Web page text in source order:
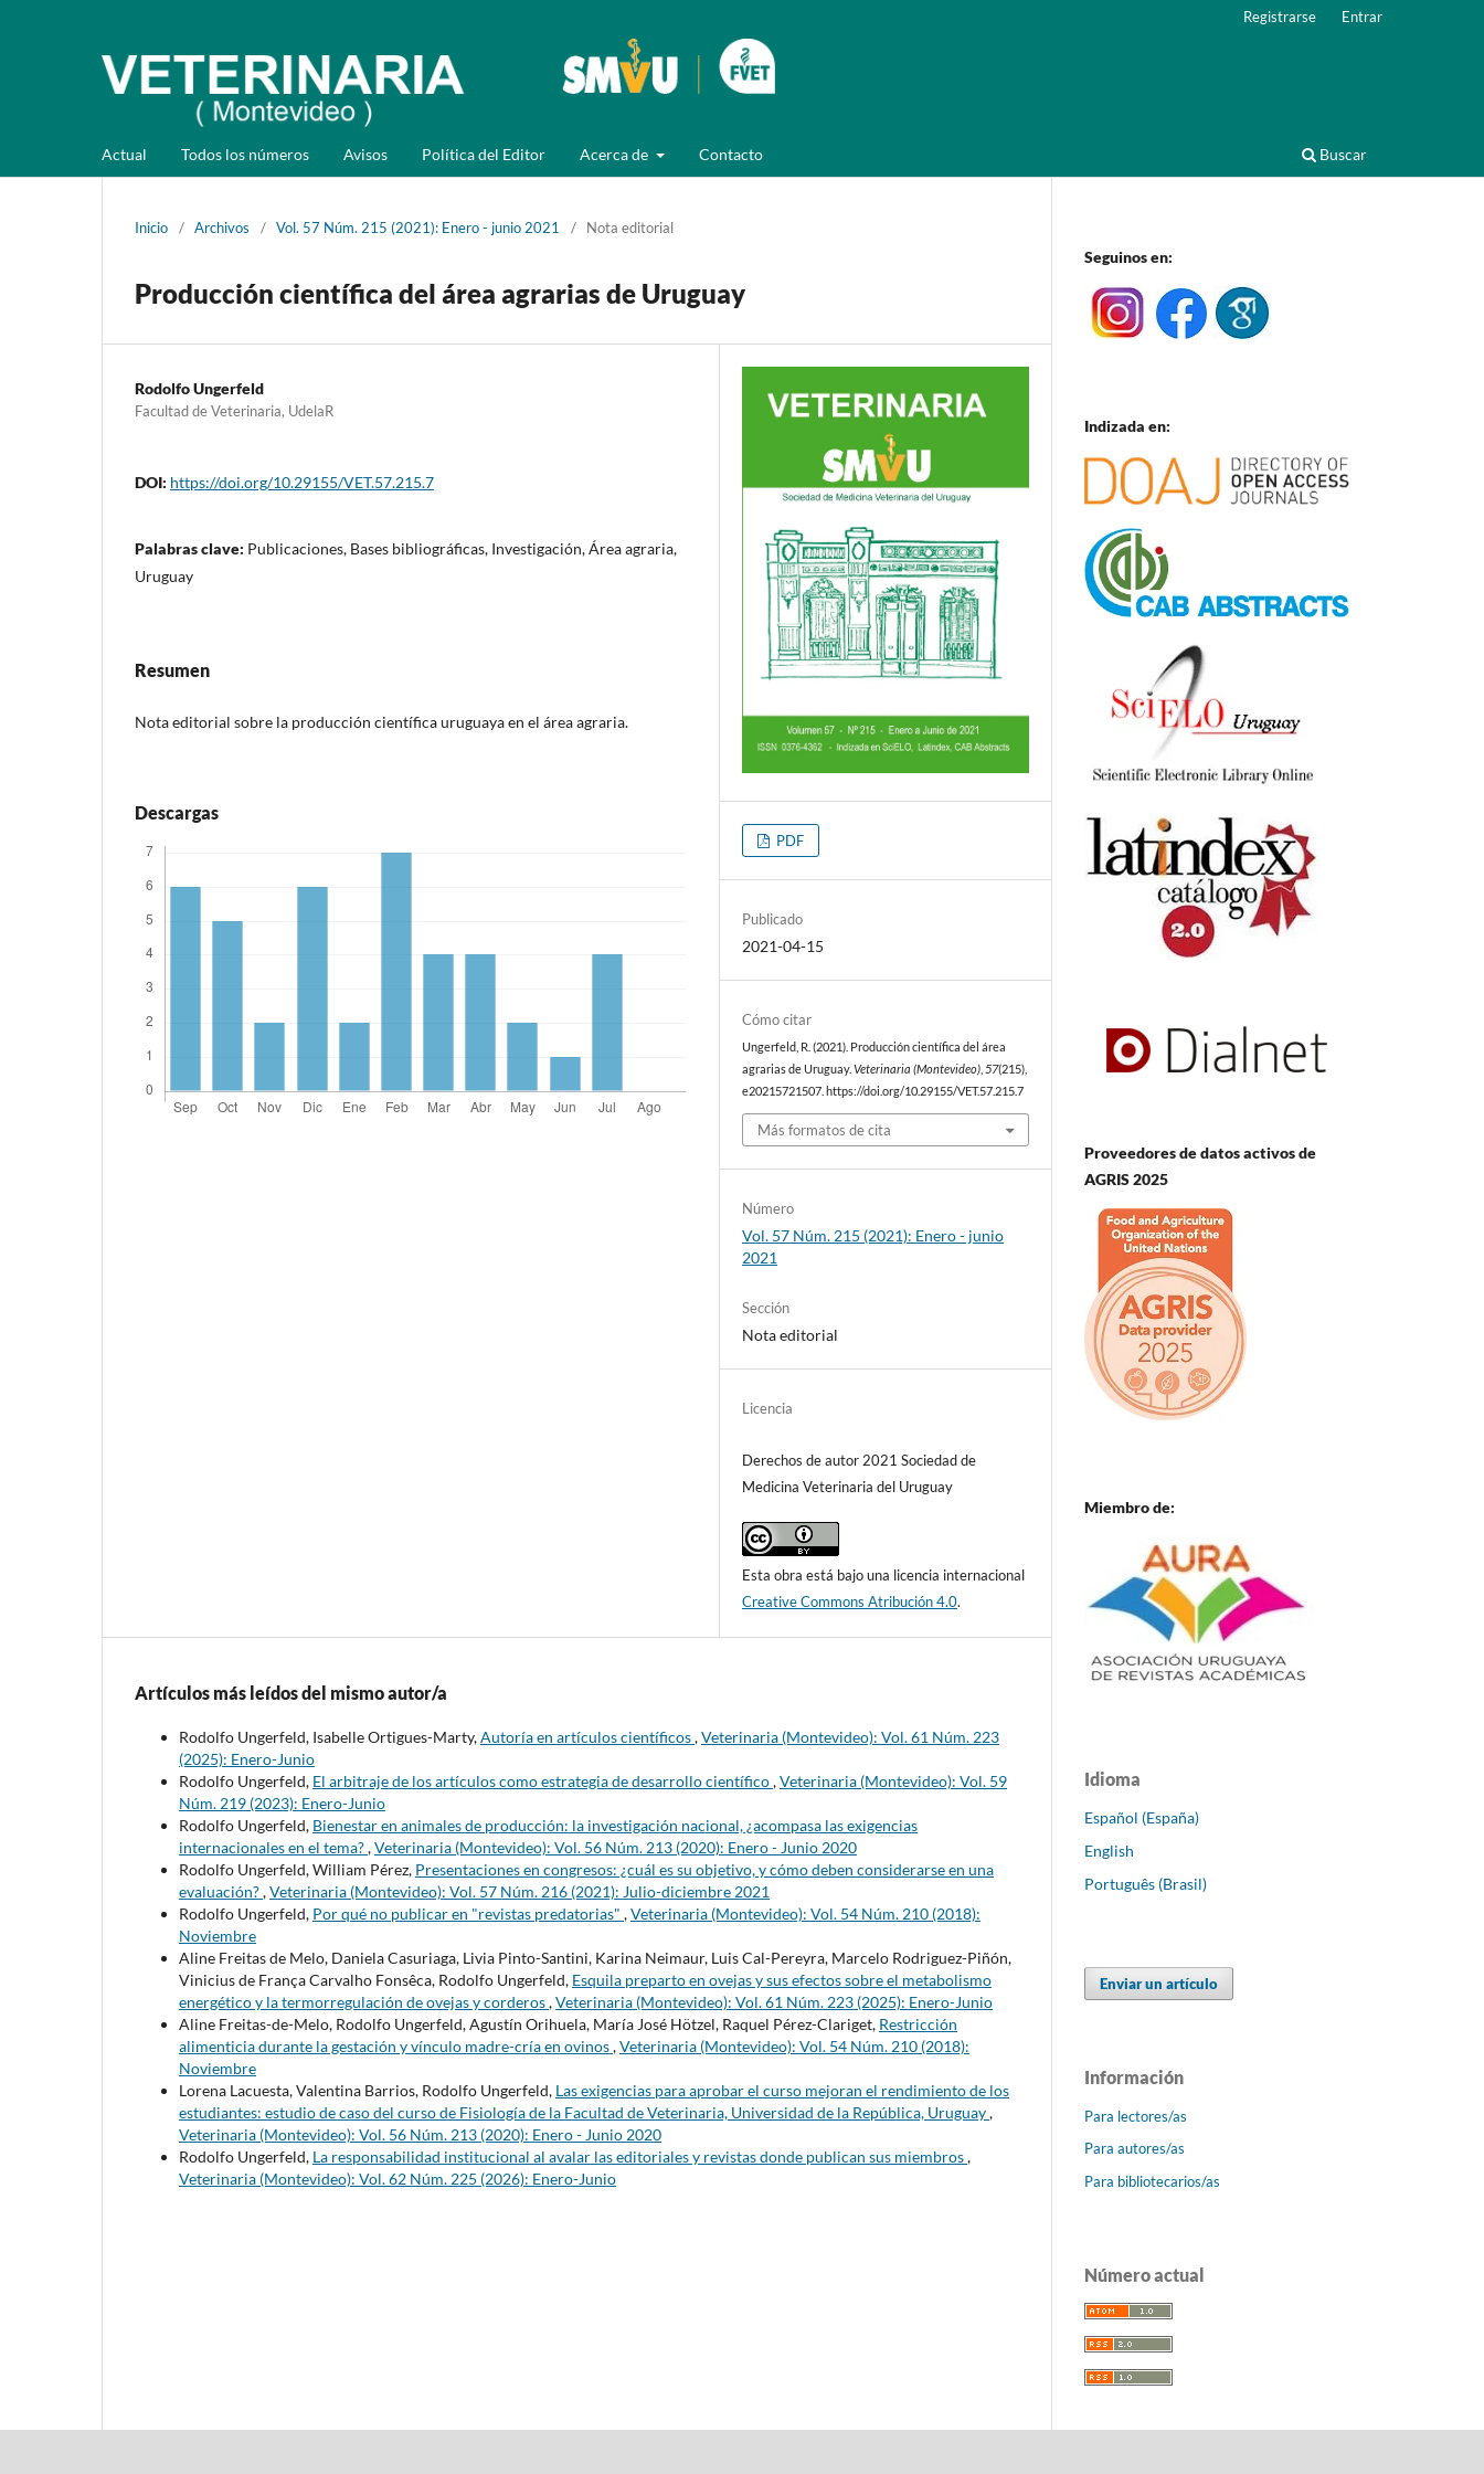
Actual Todos los números Avisos Política del Editor Acerca de Contacto Buscar
Registrarse Entrar
Inicio / Archivos / Vol. 57 Núm. 215 (2021): Enero - junio 2021 / Nota editorial
Producción científica del área agrarias de Uruguay
Rodolfo Ungerfeld
Facultad de Veterinaria, UdelaR
DOI: https://doi.org/10.29155/VET.57.215.7
Palabras clave: Publicaciones, Bases bibliográficas, Investigación, Área agraria,
Uruguay
Resumen
Nota editorial sobre la producción científica uruguaya en el área agraria.
Descargas
PDF
Publicado
2021-04-15
Cómo citar
Ungerfeld, R. (2021). Producción científica del área
agrarias de Uruguay.Veterinaria (Montevideo) ,57(215),
e20215721507. https://doi.org/10.29155/VET.57.215.7
Más formatos de cita
Número
Vol. 57 Núm. 215 (2021): Enero - junio
2021
Sección
Nota editorial
Licencia
Derechos de autor 2021 Sociedad de
Medicina Veterinaria del Uruguay
Esta obra está bajo una licencia internacional
Creative Commons Atribución 4.0.
Artículos más leídos del mismo autor/a
Rodolfo Ungerfeld, Isabelle Ortigues-Marty,Autoría en artículos científicos,Veterinaria (Montevideo): Vol. 61 Núm. 223
(2025): Enero-Junio
Rodolfo Ungerfeld, El arbitraje de los artículos como estrategia de desarrollo científico,Veterinaria (Montevideo): Vol. 59
Núm. 219 (2023): Enero-Junio
Rodolfo Ungerfeld, Bienestar en animales de producción: la investigación nacional, ¿acompasa las exigencias
internacionales en el tema?,Veterinaria (Montevideo): Vol. 56 Núm. 213 (2020): Enero - Junio 2020
Rodolfo Ungerfeld, William Pérez, Presentaciones en congresos: ¿cuál es su objetivo, y cómo deben considerarse en una
evaluación?,Veterinaria (Montevideo): Vol. 57 Núm. 216 (2021): Julio-diciembre 2021
Rodolfo Ungerfeld, Por qué no publicar en "revistas predatorias" ,Veterinaria (Montevideo): Vol. 54 Núm. 210 (2018):
Noviembre
Aline Freitas de Melo, Daniela Casuriaga, Livia Pinto-Santini, Karina Neimaur, Luis Cal-Pereyra, Marcelo Rodriguez-Piñón,
Vinicius de França Carvalho Fonsêca, Rodolfo Ungerfeld, Esquila preparto en ovejas y sus efectos sobre el metabolismo
energético y la termorregulación de ovejas y corderos,Veterinaria (Montevideo): Vol. 61 Núm. 223 (2025): Enero-Junio
Aline Freitas-de-Melo, Rodolfo Ungerfeld, Agustín Orihuela, María José Hötzel, Raquel Pérez-Clariget, Restricción
alimenticia durante la gestación y vínculo madre-cría en ovinos,Veterinaria (Montevideo): Vol. 54 Núm. 210 (2018):
Noviembre
Lorena Lacuesta, Valentina Barrios, Rodolfo Ungerfeld, Las exigencias para aprobar el curso mejoran el rendimiento de los
estudiantes: estudio de caso del curso de Fisiología de la Facultad de Veterinaria, Universidad de la República, Uruguay,
Veterinaria (Montevideo): Vol. 56 Núm. 213 (2020): Enero - Junio 2020
Rodolfo Ungerfeld, La responsabilidad institucional al avalar las editoriales y revistas donde publican sus miembros,
Veterinaria (Montevideo): Vol. 62 Núm. 225 (2026): Enero-Junio
Seguinos en:
Indizada en:
Proveedores de datos activos de
AGRIS 2025
Miembro de:
Idioma
Español (España)
English
Português (Brasil)
Enviar un artículo
Información
Para lectores/as
Para autores/as
Para bibliotecarios/as
Número actual